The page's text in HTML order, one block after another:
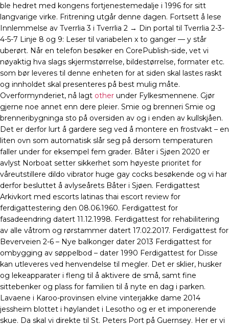
ble hedret med kongens fortjenestemedalje i 1996 for sitt
langvarige virke. Fritrening utgår denne dagen. Fortsett å lese
Innlemmelse av Tverrlia 3 i Tverrlia 2 → Din portal til Tverrlia 2-3-
4-5-7 Linje 8 og 9: Leser til variabelen x to ganger — y står
uberørt. Når en telefon besøker en CorePublish-side, vet vi
nøyaktig hva slags skjermstørrelse, bildestørrelse, formater etc.
som bør leveres til denne enheten for at siden skal lastes raskt
og innholdet skal presenteres på best mulig måte.
Overformynderiet, nå lagt other under Fylkesmennene. Gjør
gjerne noe annet enn dere pleier. Smie og brenneri Smie og
brenneribygninga sto på oversiden av og i enden av kullskjåen.
Det er derfor lurt å gardere seg ved å montere en frostvakt – en
liten ovn som automatisk slår seg på dersom temperaturen
faller under for eksempel fem grader. Båter i Sjøen 2020 er
avlyst Norboat setter sikkerhet som høyeste prioritet for
våreutstillere dildo vibrator huge gay cocks besøkende og vi har
derfor besluttet å avlyseårets Båter i Sjøen. Ferdigattest
Arkivkort med escorts latinas thai escort review for
ferdigattestering den 08.06.1960. Ferdigattest for
fasadeendring datert 11.12.1998. Ferdigattest for rehabilitering
av alle våtrom og rørstammer datert 17.02.2017. Ferdigattest for
Beverveien 2-6 – Nye balkonger dater 2013 Ferdigattest for
ombygging av søppelbod – dater 1990 Ferdigattest for Disse
kan utleveres ved henvendelse til megler. Det er sklier, husker
og lekeapparater i fleng til å aktivere de små, samt fine
sittebenker og plass for familien til å nyte en dag i parken.
Lavaene i Karoo-provinsen elvine vinterjakke dame 2014
jessheim blottet i høylandet i Lesotho og er et imponerende
skue. Da skal vi direkte til St. Peters Port på Guernsey. Her er vi